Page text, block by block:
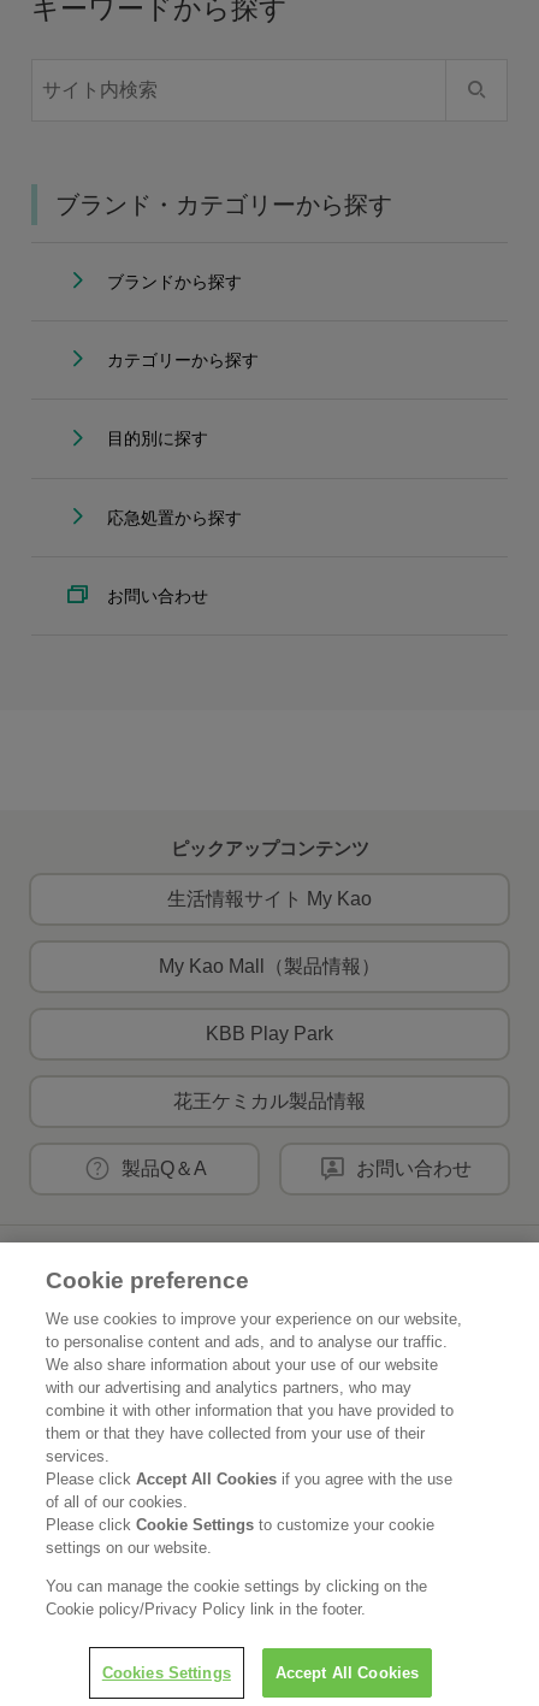
キーワードから探す
ブランド・カテゴリーから探す
ブランドから探す
カテゴリーから探す
目的別に探す
応急処置から探す
お問い合わせ
ピックアップコンテンツ
生活情報サイト My Kao
My Kao Mall（製品情報）
KBB Play Park
花王ケミカル製品情報
製品Q＆A お問い合わせ
花王公式SNSアカウント
Home 花王について
サステナビリティ
ブランド
ニュースルーム
利用者情報の外部送信 ソーシャルメディアポリシー
Cookie preference
We use cookies to improve your experience on our website,
to personalise content and ads, and to analyse our traffic.
We also share information about your use of our website
with our advertising and analytics partners, who may
combine it with other information that you have provided to
them or that they have collected from your use of their
services.
Please clickAccept All Cookies if you agree with the use
of all of our cookies.
Please clickCookie Settingsto customize your cookie
settings on our website.
You can manage the cookie settings by clicking on the
Cookie policy/Privacy Policy link in the footer.
Cookies Settings Accept All Cookies